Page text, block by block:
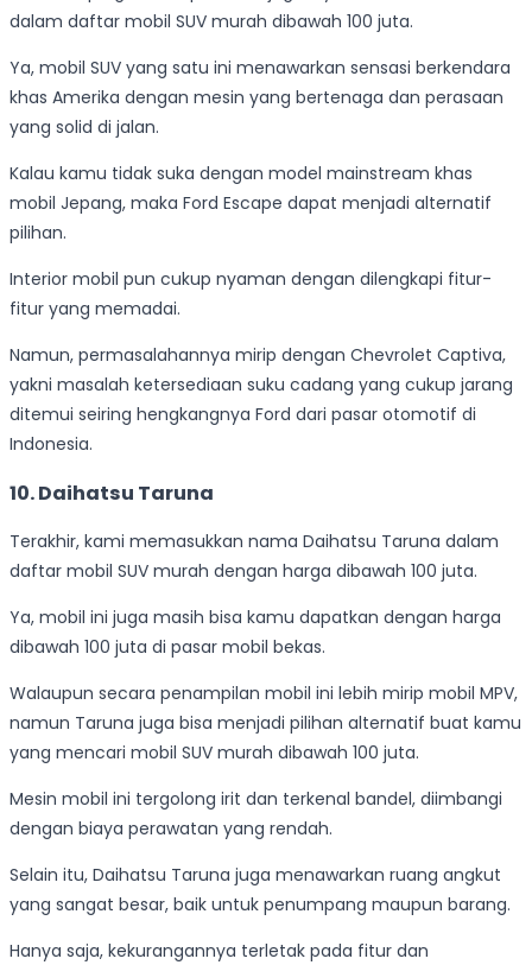
dalam daftar mobil SUV murah dibawah 100 juta.
Ya, mobil SUV yang satu ini menawarkan sensasi berkendara
khas Amerika dengan mesin yang bertenaga dan perasaan
yang solid di jalan.
Kalau kamu tidak suka dengan model mainstream khas
mobil Jepang, maka Ford Escape dapat menjadi alternatif
pilihan.
Interior mobil pun cukup nyaman dengan dilengkapi fitur-
fitur yang memadai.
Namun, permasalahannya mirip dengan Chevrolet Captiva,
yakni masalah ketersediaan suku cadang yang cukup jarang
ditemui seiring hengkangnya Ford dari pasar otomotif di
Indonesia.
10.Daihatsu Taruna
Terakhir, kami memasukkan nama Daihatsu Taruna dalam
daftar mobil SUV murah dengan harga dibawah 100 juta.
Ya, mobil ini juga masih bisa kamu dapatkan dengan harga
dibawah 100 juta di pasar mobil bekas.
Walaupun secara penampilan mobil ini lebih mirip mobil MPV,
namun Taruna juga bisa menjadi pilihan alternatif buat kamu
yang mencari mobil SUV murah dibawah 100 juta.
Mesin mobil ini tergolong irit dan terkenal bandel, diimbangi
dengan biaya perawatan yang rendah.
Selain itu, Daihatsu Taruna juga menawarkan ruang angkut
yang sangat besar, baik untuk penumpang maupun barang.
Hanya saja, kekurangannya terletak pada fitur dan